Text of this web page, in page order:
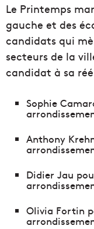
Le Printemps
gauche et des
candidats qui
secteurs de la
candidat à sa
Sophie
Anthony
Didier Jau
Olivia Fortin